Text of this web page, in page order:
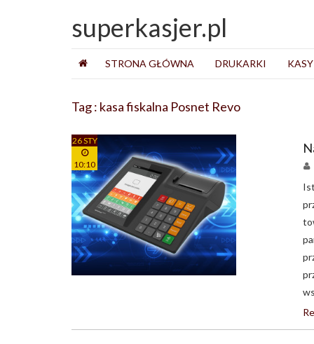
superkasjer.pl
STRONA GŁÓWNA DRUKARKI KASY
Tag : kasa fiskalna Posnet Revo
26 STY
10:10